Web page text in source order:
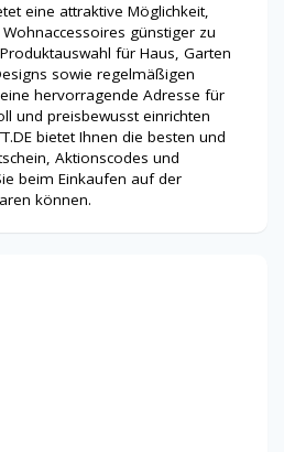
eine attraktive Möglichkeit,
günstiger zu
für Haus, Garten
sowie regelmäßigen
hervorragende Adresse für
und preisbewusst einrichten
bietet Ihnen die besten und
Aktionscodes und
beim Einkaufen auf der
können.